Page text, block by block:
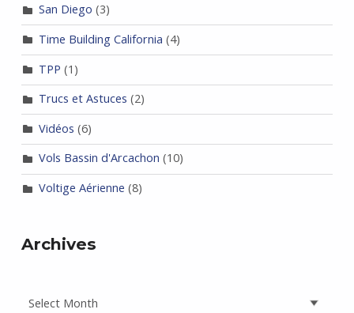
San Diego (3)
Time Building California (4)
TPP (1)
Trucs et Astuces (2)
Vidéos (6)
Vols Bassin d'Arcachon (10)
Voltige Aérienne (8)
Archives